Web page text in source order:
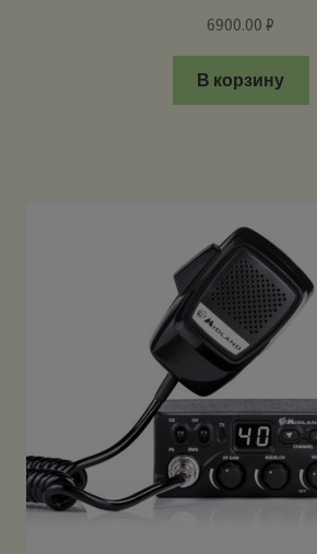
6900.00₽
В корзину